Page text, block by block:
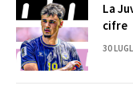
La
cifre
30